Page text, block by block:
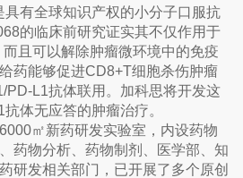
有全球知识产权的小分子口服抗
的临床前研究证实其不仅作用于
且可以解除肿瘤微环境中的免疫
药能够促进CD8+T细胞杀伤肿瘤
PD-L1抗体联用。加科思将开发这
体无应答的肿瘤治疗。
㎡新药研发实验室，内设药物
药物分析、药物制剂、医学部、知
研发相关部门，已开展了多个原创